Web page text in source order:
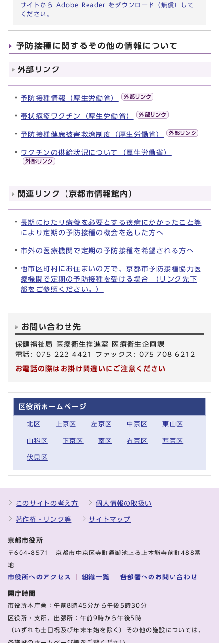
サイトから Adobe Reader をダウンロード（無償）して
ください。
予防接種に関するその他の情報について
外部リンク
予防接種情報（厚生労働省）
帯状疱疹ワクチン（厚生労働省）
予防接種健康被害救済制度（厚生労働省）
ワクチンの供給状況について（厚生労働省）
関連リンク（京都市情報館内）
長期にわたり療養を必要とする疾病にかかったこと等
により定期の予防接種の機会を逸した方へ
市外の医療機関で定期の予防接種を希望される方へ
他市区町村にお住まいの方で、京都市予防接種協力医
療機関で定期の予防接種を受ける場合 （リンク先下
部をご参照ください。）
お問い合わせ先
保健福祉局 医療衛生推進室 医療衛生企画課
電話: 075-222-4421 ファックス: 075-708-6212
お電話の際はお掛け間違いにご注意ください
区役所ホームページ
北区 上京区 左京区 中京区 東山区
山科区 下京区 南区 右京区 西京区
伏見区
このサイトの考え方 個人情報の取扱い
著作権・リンク等 サイトマップ
京都市役所
〒604-8571 京都市中京区寺町通御池上る上本能寺前町488番
地
市役所へのアクセス 組織一覧 各部署へのお問い合わせ
開庁時間
市役所本庁舎：午前8時45分から午後5時30分
区役所・支所、出張所：午前9時から午後5時
（いずれも土日祝及び年末年始を除く）その他の施設については、